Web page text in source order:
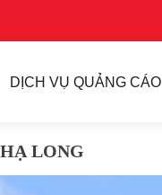
DỊCH VỤ QUẢNG CÁO
LONG